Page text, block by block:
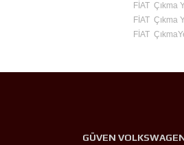
FİAT Çıkma
FİAT Çıkma
FİAT
GÜVEN